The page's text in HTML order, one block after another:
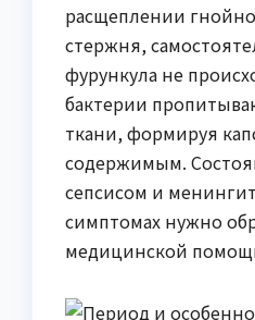
расщеплении
стержня,
фурункула не
бактерии
ткани, формируя
содержимым.
сепсисом и
симптомах нужно
медицинской